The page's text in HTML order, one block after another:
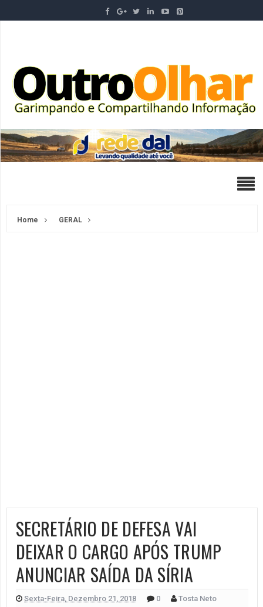
Home GERAL
SECRETÁRIO DE DEFESA VAI
DEIXAR O CARGO APÓS TRUMP
ANUNCIAR SAÍDA DA SÍRIA
Sexta-Feira, Dezembro 21, 2018 0 Tosta Neto